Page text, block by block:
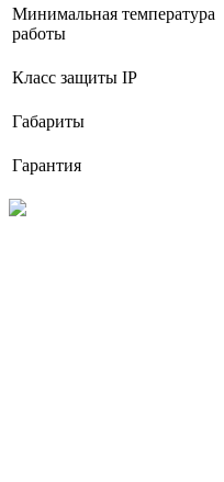
Минимальная температура
работы
Класс защиты IP
Габариты
Гарантия